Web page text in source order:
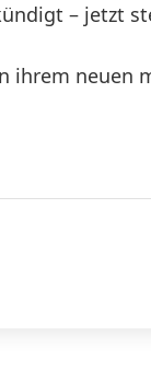
– jetzt
ihrem neuen